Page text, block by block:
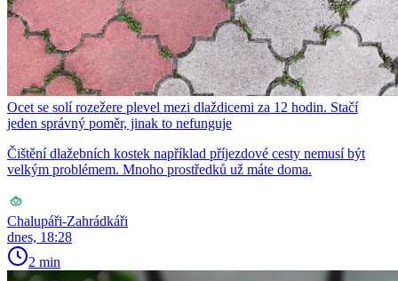
Ocet se solí rozežere plevel mezi dlaždicemi za 12 hodin. Stačí
jeden správný poměr, jinak to nefunguje
Čištění dlažebních kostek například příjezdové cesty nemusí být
velkým problémem. Mnoho prostředků už máte doma.
Chalupáři-Zahrádkáři
dnes, 18:28
2 min